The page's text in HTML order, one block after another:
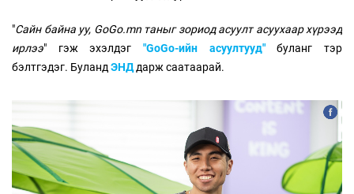
"Сайн байна уу, GoGo.mn таныг зориод асуулт асуухаар хүрээд
ирлээ" гэж эхэлдэг "GoGo-ийн асуултууд"буланг тэр
бэлтгэдэг. БуландЭНДдарж саатаарай.